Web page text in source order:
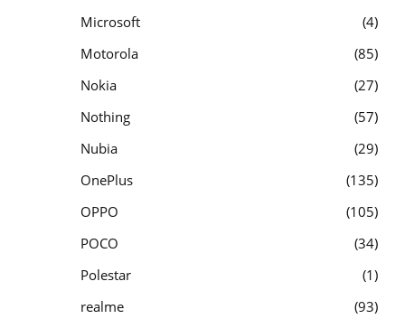
Microsoft
4
Motorola
85
Nokia
27
Nothing
57
Nubia
29
OnePlus
135
OPPO
105
POCO
34
Polestar
1
realme
93